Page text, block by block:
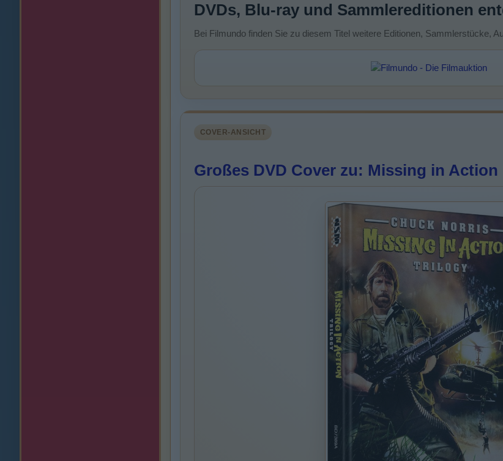
DVDs, Blu-ray und Sammlereditionen
Bei Filmundo finden Sie zu diesem Titel weitere Editionen, Sammlerstücke,
COVER-ANSICHT
Großes DVD Cover zu: Missing in Action